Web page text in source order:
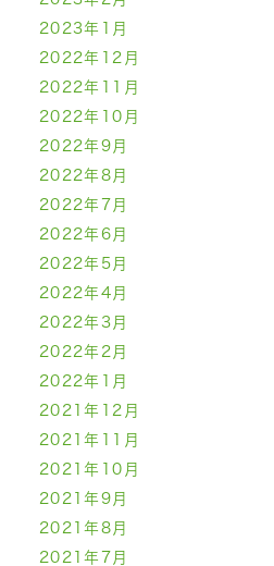
2023年1月
2022年12月
2022年11月
2022年10月
2022年9月
2022年8月
2022年7月
2022年6月
2022年5月
2022年4月
2022年3月
2022年2月
2022年1月
2021年12月
2021年11月
2021年10月
2021年9月
2021年8月
2021年7月